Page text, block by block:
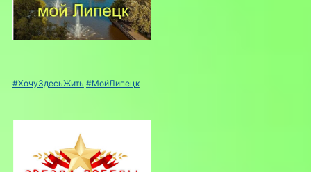
#ХочуЗдесьЖить #МойЛипецк